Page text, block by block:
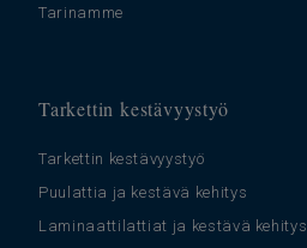
Tarinamme
Tarkettin kestävyystyö
Tarkettin kestävyystyö
Puulattia ja kestävä kehitys
Laminaattilattiat ja kestävä kehitys